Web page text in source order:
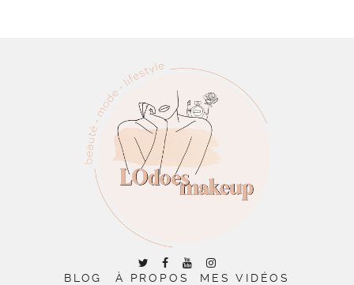
BLOG À PROPOS
MES VIDÉOS